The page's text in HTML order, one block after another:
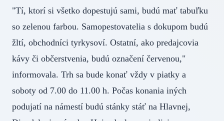
"Tí, ktorí si všetko dopestujú sami, budú mať tabuľku
so zelenou farbou. Samopestovatelia s dokupom budú
žltí, obchodníci tyrkysoví. Ostatní, ako predajcovia
kávy či občerstvenia, budú označení červenou,"
informovala. Trh sa bude konať vždy v piatky a
soboty od 7.00 do 11.00 h. Počas konania iných
podujatí na námestí budú stánky stáť na Hlavnej,